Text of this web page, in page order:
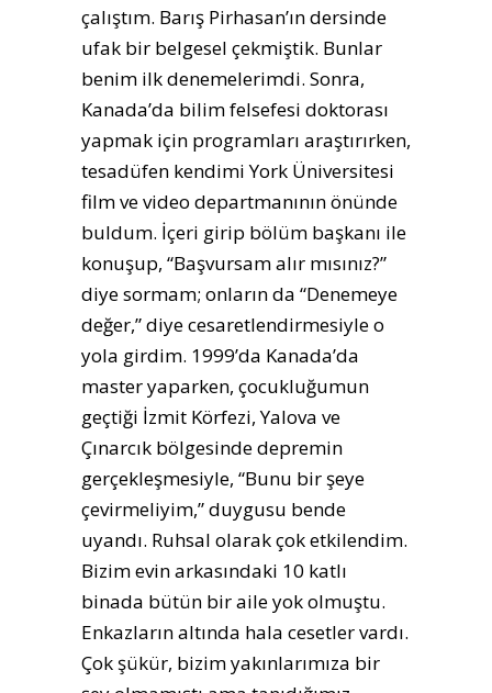
çalıştım. Barış Pirhasan’ın dersinde
ufak bir belgesel çekmiştik. Bunlar
benim ilk denemelerimdi. Sonra,
Kanada’da bilim felsefesi doktorası
yapmak için programları araştırırken,
tesadüfen kendimi York Üniversitesi
film ve video departmanının önünde
buldum. İçeri girip bölüm başkanı ile
konuşup, “Başvursam alır mısınız?”
diye sormam; onların da “Denemeye
değer,” diye cesaretlendirmesiyle o
yola girdim. 1999’da Kanada’da
master yaparken, çocukluğumun
geçtiği İzmit Körfezi, Yalova ve
Çınarcık bölgesinde depremin
gerçekleşmesiyle, “Bunu bir şeye
çevirmeliyim,” duygusu bende
uyandı. Ruhsal olarak çok etkilendim.
Bizim evin arkasındaki 10 katlı
binada bütün bir aile yok olmuştu.
Enkazların altında hala cesetler vardı.
Çok şükür, bizim yakınlarımıza bir